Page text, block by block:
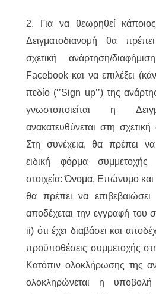
2. Για να θεωρηθεί
Δειγματοδιανομή θα
σχετική ανάρτηση/
Facebook και να επιλέξει
πεδίο (‘’Sign up’’) της
γνωστοποιείται η
ανακατευθύνεται στη
Στη συνέχεια, θα πρέπει
ειδική φόρμα
στοιχεία: Όνομα, Επώνυμο και
θα πρέπει να επιβεβαιώσει
αποδέχεται την εγγραφή του
ii) ότι έχει διαβάσει και
προϋποθέσεις συμμετοχής
Κατόπιν ολοκλήρωσης της
ολοκληρώνεται η